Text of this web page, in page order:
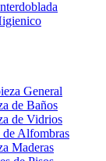
General
de Baños
de Vidrios
Alfombras
Maderas